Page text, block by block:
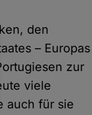
den
– Europas
zur
viele
auch für sie